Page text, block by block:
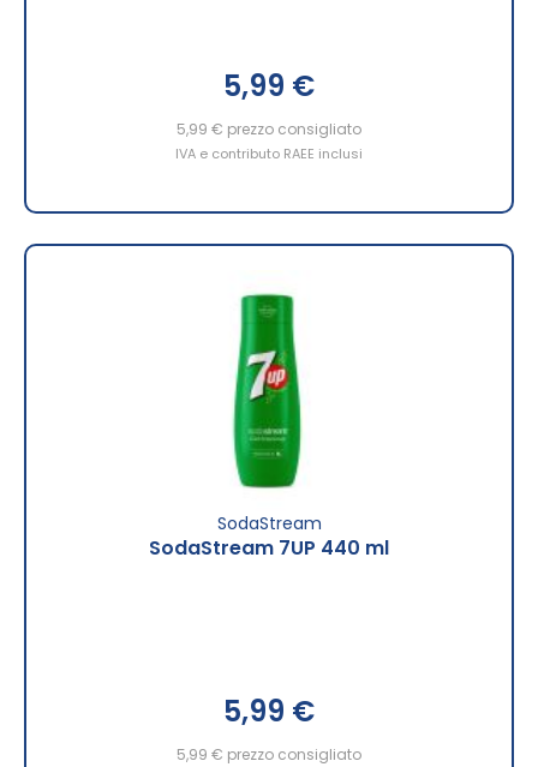
5,99 €
5,99 € prezzo consigliato
IVA e contributo RAEE inclusi
SodaStream
SodaStream 7UP 440 ml
5,99 €
5,99 € prezzo consigliato